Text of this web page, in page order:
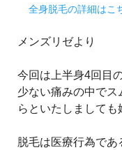
全身脱毛の詳細はこ
メンズリゼより
今回は上半身4回目
少ない痛みの中でス
らといたしまして
脱毛は医療行為であ